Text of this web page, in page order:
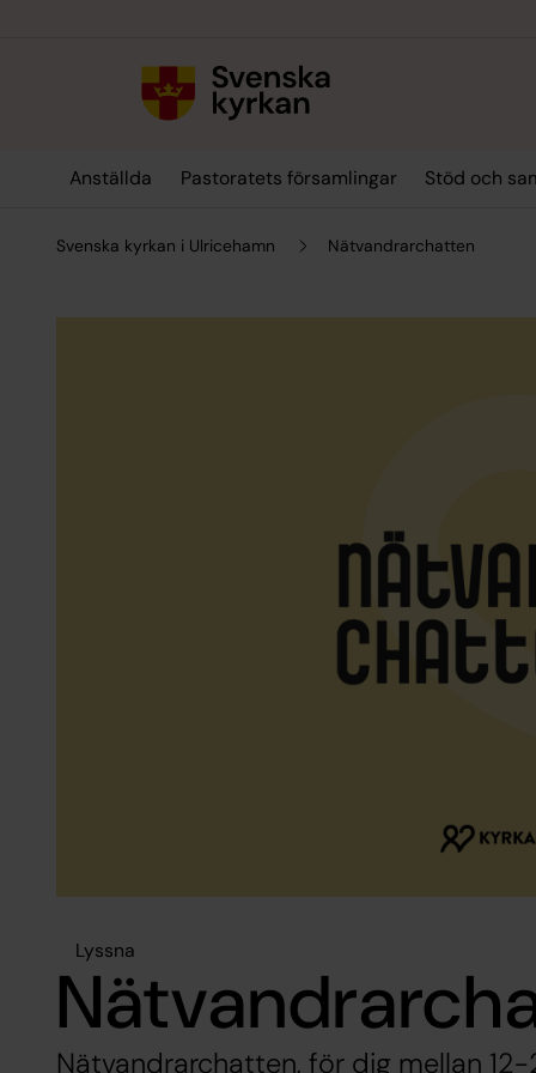
Anställda Pastoratets församlingar Stöd och
Svenska kyrkan i Ulricehamn Nätvandrarchatten
Lyssna
Nätvandrarchatten, för dig mellan